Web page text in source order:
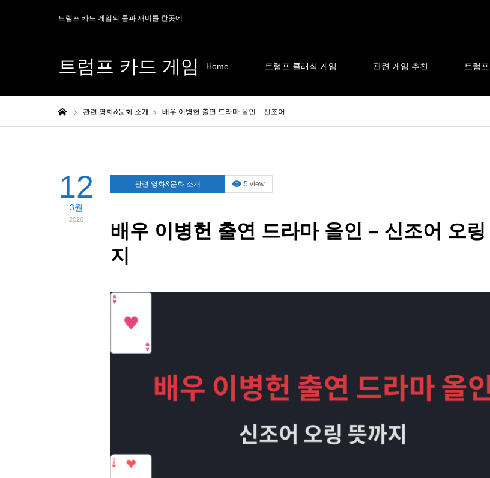
트럼프 카드 게임의 룰과 재미를 한곳에
트럼프 카드 게임 Home 트럼프 클래식 게임 관련 게임 추천 트럼
관련 영화&문화 소개 배우 이병헌 출연 드라마 올인 – 신조어…
12
3월
2026
관련 영화&문화 소개 5 view
배우 이병헌 출연 드라마 올인 – 신조어 오
지